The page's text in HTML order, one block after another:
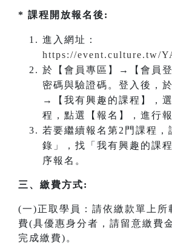
* 課程開放報名後:
進入網址：
https://event.culture.tw/
於【會員專區】→【會員登
密碼與驗證碼。登入後，
→【我有興趣的課程】，
程，點選【報名】，進行報
若要繼續報名第2門課程，
錄」，找「我有興趣的課
序報名。
三、繳費方式:
(一)正取學員：請依繳款單上所
費(具優惠身分者，請留意繳費
完成繳費)。